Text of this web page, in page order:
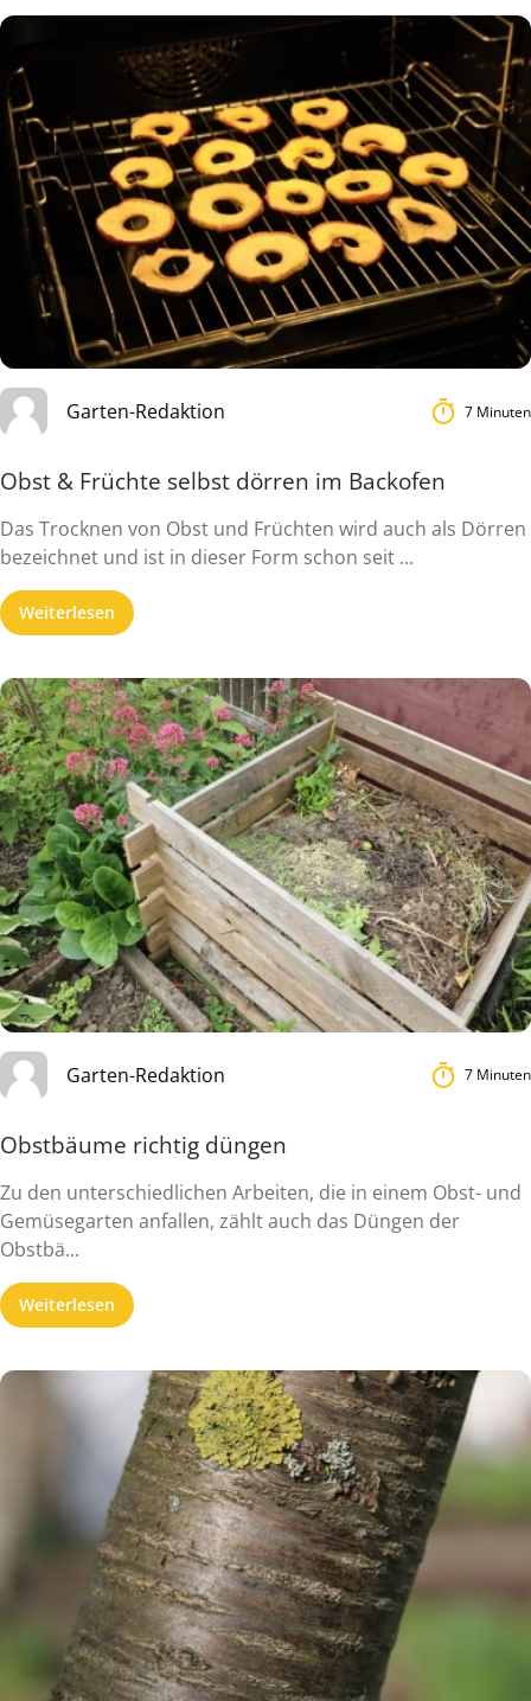
Garten-Redaktion 7 Minuten
Obst & Früchte selbst dörren im Backofen
Das Trocknen von Obst und Früchten wird auch als Dörren
bezeichnet und ist in dieser Form schon seit ...
Weiterlesen
Garten-Redaktion 7 Minuten
Obstbäume richtig düngen
Zu den unterschiedlichen Arbeiten, die in einem Obst- und
Gemüsegarten anfallen, zählt auch das Düngen der
Obstbä...
Weiterlesen